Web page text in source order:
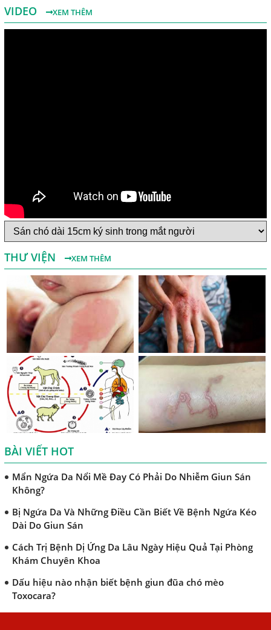
VIDEO XEM THÊM
THƯ VIỆN XEM THÊM
BÀI VIẾT HOT
Một Số Điều Cần Biết Về Ký Sinh Trùng Demodex Trên Da
Người
Nguyên Nhân Và Tác Hại Của Bệnh Giun Chỉ Bạch Huyết
Chẩn Đoán Và Điều Trị Bệnh Echinococcus
Những Điều Cần Biết Về Giun Hình Ống
Chẩn Đoán Và Điều Trị Bệnh Amip Ở Não
Bệnh Sán Chó Dấu Hiệu Nhận Biết Và Thời Gian Trị Bệnh
Sán Chó
Trị Bệnh Sán Chó Có Khỏi Bệnh Ngứa Da Không?
TRIỆU CHỨNG GIUN SÁN CHÓ MÈO
Khi Trẻ Bị Dị Ứng Da Cần Làm Xét Nghiệm Gì Tìm Nguyên
Nhân Dị Ứng Da
Điều trị bệnh sán lá gan ở đâu?
Mẩn Ngứa Da Nổi Mề Đay Có Phải Do Nhiễm Giun Sán
Không?
Bị Ngứa Da Và Những Điều Cần Biết Về Bệnh Ngứa Kéo
Dài Do Giun Sán
Cách Trị Bệnh Dị Ứng Da Lâu Ngày Hiệu Quả Tại Phòng
Khám Chuyên Khoa
Dấu hiệu nào nhận biết bệnh giun đũa chó mèo
Toxocara?